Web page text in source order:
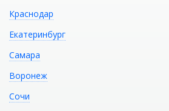
Ванна стальная ROCA
Contesa 100х70
Краснодар
Екатеринбург
Самара
Воронеж
Сочи